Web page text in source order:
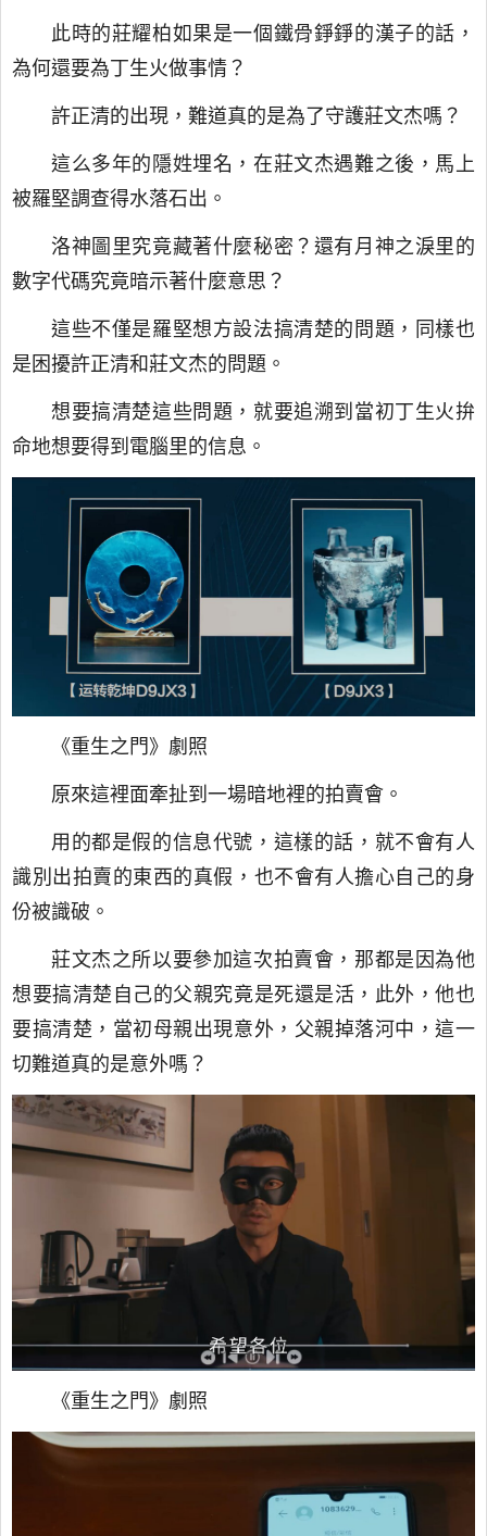
此時的莊耀柏如果是一個鐵骨錚錚的漢子的話，
為何還要為丁生火做事情？
許正清的出現，難道真的是為了守護莊文杰嗎？
這么多年的隱姓埋名，在莊文杰遇難之後，馬上
被羅堅調查得水落石出。
洛神圖里究竟藏著什麼秘密？還有月神之淚里的
數字代碼究竟暗示著什麼意思？
這些不僅是羅堅想方設法搞清楚的問題，同樣也
是困擾許正清和莊文杰的問題。
想要搞清楚這些問題，就要追溯到當初丁生火拚
命地想要得到電腦里的信息。
《重生之門》劇照
原來這裡面牽扯到一場暗地裡的拍賣會。
用的都是假的信息代號，這樣的話，就不會有人
識別出拍賣的東西的真假，也不會有人擔心自己的身
份被識破。
莊文杰之所以要參加這次拍賣會，那都是因為他
想要搞清楚自己的父親究竟是死還是活，此外，他也
要搞清楚，當初母親出現意外，父親掉落河中，這一
切難道真的是意外嗎？
《重生之門》劇照